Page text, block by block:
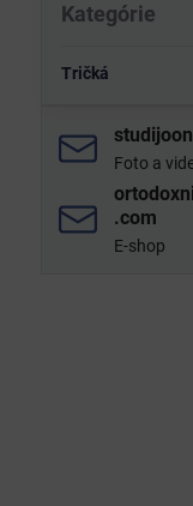
Kategórie
Tričká
Foto a
.com
E-shop